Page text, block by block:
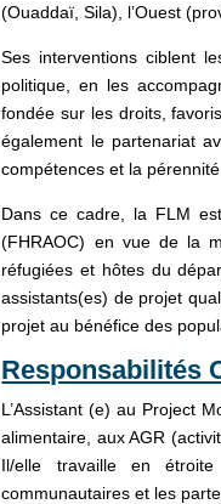
(Ouaddaï, Sila), l’Ouest
Ses interventions ciblent
politique, en les
fondée sur les droits,
également le partenariat
compétences et la
Dans ce cadre, la FLM
(FHRAOC) en vue de la
réfugiées et hôtes du
assistants(es) de projet
projet au bénéfice des
Responsabilités
L’Assistant (e) au Project
alimentaire, aux AGR
Il/elle travaille en étroite
communautaires et les